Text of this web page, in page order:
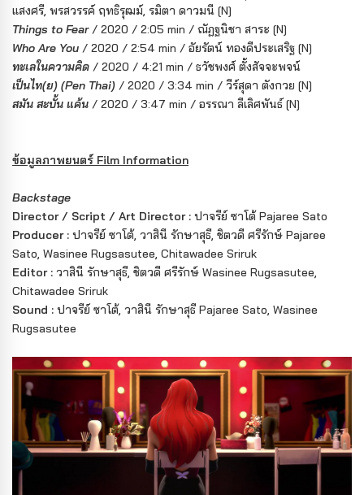
แสงศรี, พรสวรรค์ ฤทธิรุฒม์, รมิตา ดาวมนี [N]
Things to Fear/ 2020 / 2:05 min / ณัฏฐนิชา สาระ [N]
Who Are You / 2020 / 2:54 min / อัยรัตน์ ทองดีประเสริฐ [N]
ทะเลในความคิด / 2020 / 4:21 min / ธวัชพงศ์ ตั้งสัจจะพจน์
เป็นไท(ย) (Pen Thai) / 2020 / 3:34 min / วีร์สุดา ตังกวย [N]
สมัน สะบั้น แค้น / 2020 / 3:47 min / อรรณา ลีเลิศพันธ์ [N]
ข้อมูลภาพยนตร์ Film Information
Backstage
Director / Script / Art Director : ปาจรีย์ ซาโต้ Pajaree Sato
Producer : ปาจรีย์ ซาโต้, วาสินี รักษาสุธี, ชิตวดี ศรีรักษ์ Pajaree
Sato, Wasinee Rugsasutee, Chitawadee Sriruk
Editor : วาสินี รักษาสุธี, ชิตวดี ศรีรักษ์ Wasinee Rugsasutee,
Chitawadee Sriruk
Sound : ปาจรีย์ ซาโต้, วาสินี รักษาสุธี Pajaree Sato, Wasinee
Rugsasutee